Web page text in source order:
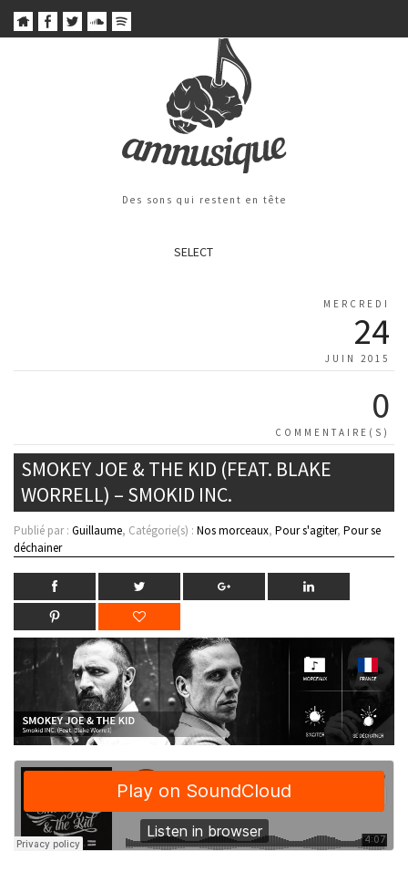
Des sons qui restent en tête
SELECT
MERCREDI
24
JUIN 2015
0
COMMENTAIRE(S)
SMOKEY JOE & THE KID (FEAT. BLAKE
WORRELL) – SMOKID INC.
Publié par : Guillaume, Catégorie(s) : Nos morceaux, Pour s'agiter, Pour se
déchainer